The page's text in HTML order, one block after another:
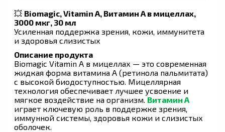
💥 Biomagic, Vitamin A, Витамин А в мицеллах,
3000 мкг, 30 мл
Усиленная поддержка зрения, кожи, иммунитета
и здоровья слизистых
Описание продукта
Biomagic Vitamin A в мицеллах — это современная
жидкая форма витамина A (ретинола пальмитата)
с высокой биодоступностью. Мицеллярная
технология обеспечивает лучшее усвоение и
мягкое воздействие на организм. Витамин A
играет ключевую роль в поддержке зрения,
иммунной системы, здоровья кожи и слизистых
оболочек.